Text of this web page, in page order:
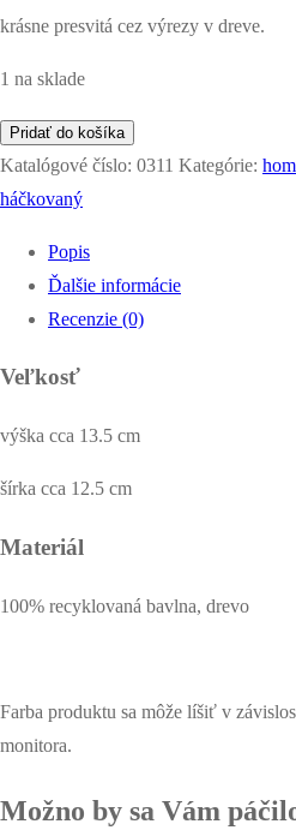
krásne presvitá cez výrezy v dreve.
1 na sklade
množstvo
háčkovaný
domček
Pridať do košíka
Katalógové číslo: 0311 Kategórie:
háčkovaný
Popis
Ďalšie informácie
Recenzie (0)
Veľkosť
výška cca 13.5 cm
šírka cca 12.5 cm
Materiál
100% recyklovaná bavlna, drevo
Farba produktu sa môže líšiť v
monitora.
Možno by sa Vám